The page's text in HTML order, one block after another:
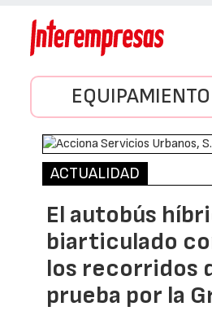
ACTUALIDAD
El autobús
biarticulado
los recorridos
prueba por la